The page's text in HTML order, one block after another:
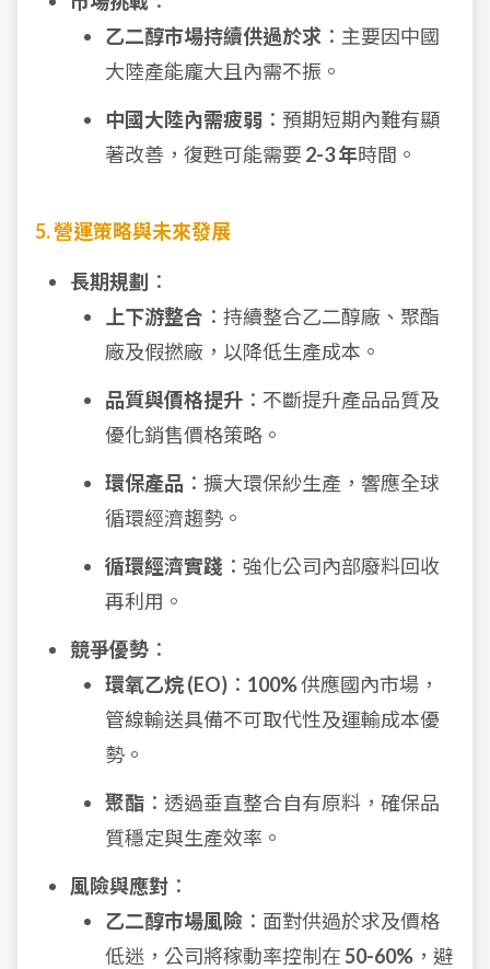
乙二醇市場持續供過於求 ：主要因中國
大陸產能龐大且內需不振。
中國大陸內需疲弱 ：預期短期內難有顯
著改善，復甦可能需要 2-3 年時間。
5. 營運策略與未來發展
長期規劃 ：
上下游整合 ：持續整合乙二醇廠、聚酯
廠及假撚廠，以降低生產成本。
品質與價格提升 ：不斷提升產品品質及
優化銷售價格策略。
環保產品 ：擴大環保紗生產，響應全球
循環經濟趨勢。
循環經濟實踐 ：強化公司內部廢料回收
再利用。
競爭優勢 ：
環氧乙烷 (EO) ： 100%供應國內市場，
管線輸送具備不可取代性及運輸成本優
勢。
聚酯 ：透過垂直整合自有原料，確保品
質穩定與生產效率。
風險與應對 ：
乙二醇市場風險 ：面對供過於求及價格
低迷，公司將稼動率控制在50-60% ，避